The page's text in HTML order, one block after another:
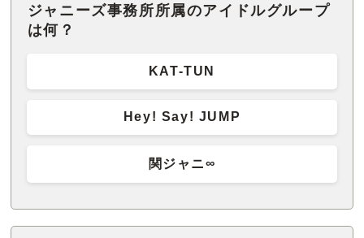
ジャニーズ事務所所属のアイドルグループ
は何？
KAT-TUN
Hey! Say! JUMP
関ジャニ∞